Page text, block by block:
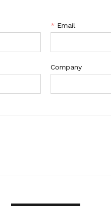
* Email
Company